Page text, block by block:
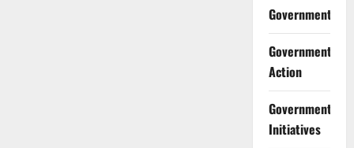
Government
Government
Action
Government
Initiatives